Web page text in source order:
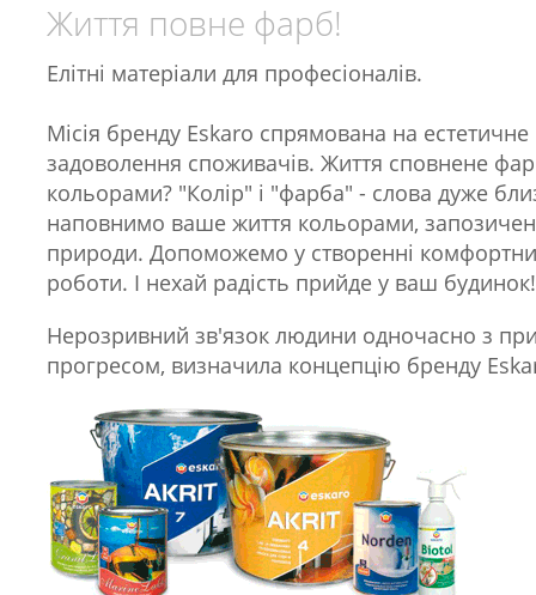
Життя повне фарб!
Елітні матеріали для професіоналів.
Місія бренду Eskaro спрямована на
задоволення споживачів. Життя сповнене
кольорами? "Колір" і "фарба" - слова дуже
наповнимо ваше життя кольорами,
природи. Допоможемо у створенні
роботи. І нехай радість прийде у ваш будинок!
Нерозривний зв'язок людини одночасно з
прогресом, визначила концепцію бренду